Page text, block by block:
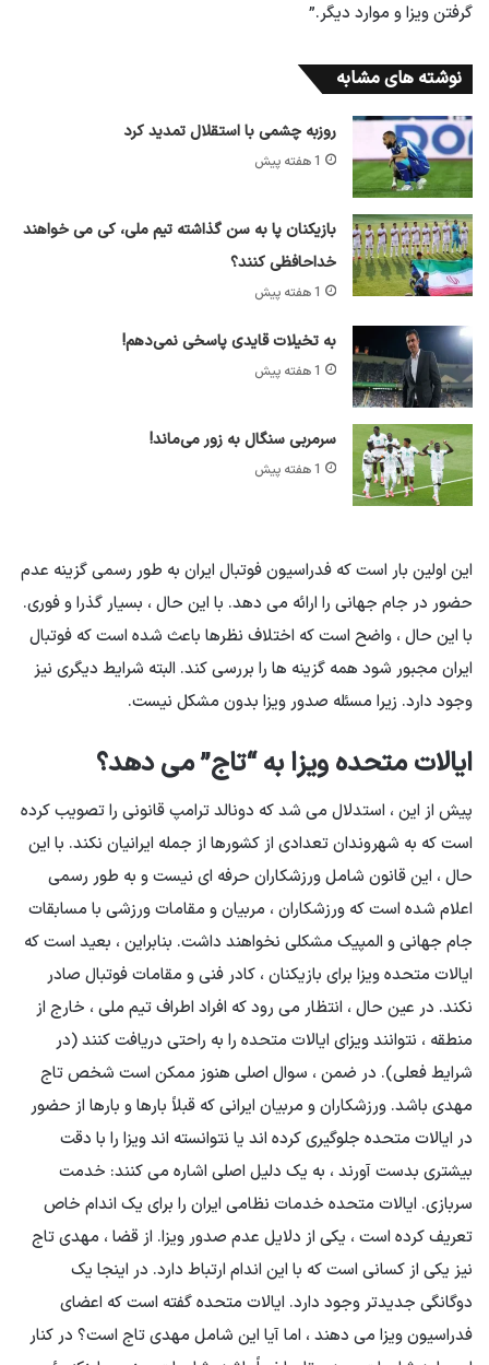
گرفتن ویزا و موارد دیگر.”
نوشته های مشابه
روزبه چشمی با استقلال تمدید کرد
1 هفته پیش
بازیکنان پا به سن گذاشته تیم ملی، کی می خواهند
خداحافظی کنند؟
1 هفته پیش
به تخیلات قایدی پاسخی نمی‌دهم!
1 هفته پیش
سرمربی سنگال به زور می‌ماند!
1 هفته پیش
این اولین بار است که فدراسیون فوتبال ایران به طور رسمی گزینه عدم
حضور در جام جهانی را ارائه می دهد. با این حال ، بسیار گذرا و فوری.
با این حال ، واضح است که اختلاف نظرها باعث شده است که فوتبال
ایران مجبور شود همه گزینه ها را بررسی کند. البته شرایط دیگری نیز
وجود دارد. زیرا مسئله صدور ویزا بدون مشکل نیست.
ایالات متحده ویزا به “تاج” می دهد؟
پیش از این ، استدلال می شد كه دونالد ترامپ قانونی را تصویب كرده
است كه به شهروندان تعدادی از كشورها از جمله ایرانیان نكند. با این
حال ، این قانون شامل ورزشکاران حرفه ای نیست و به طور رسمی
اعلام شده است که ورزشکاران ، مربیان و مقامات ورزشی با مسابقات
جام جهانی و المپیک مشکلی نخواهند داشت. بنابراین ، بعید است که
ایالات متحده ویزا برای بازیکنان ، کادر فنی و مقامات فوتبال صادر
نکند. در عین حال ، انتظار می رود که افراد اطراف تیم ملی ، خارج از
منطقه ، نتوانند ویزای ایالات متحده را به راحتی دریافت کنند (در
شرایط فعلی). در ضمن ، سوال اصلی هنوز ممکن است شخص تاج
مهدی باشد. ورزشکاران و مربیان ایرانی که قبلاً بارها و بارها از حضور
در ایالات متحده جلوگیری کرده اند یا نتوانسته اند ویزا را با دقت
بیشتری بدست آورند ، به یک دلیل اصلی اشاره می کنند: خدمت
سربازی. ایالات متحده خدمات نظامی ایران را برای یک اندام خاص
تعریف کرده است ، یکی از دلایل عدم صدور ویزا. از قضا ، مهدی تاج
نیز یکی از کسانی است که با این اندام ارتباط دارد. در اینجا یک
دوگانگی جدیدتر وجود دارد. ایالات متحده گفته است که اعضای
فدراسیون ویزا می دهند ، اما آیا این شامل مهدی تاج است؟ در کنار